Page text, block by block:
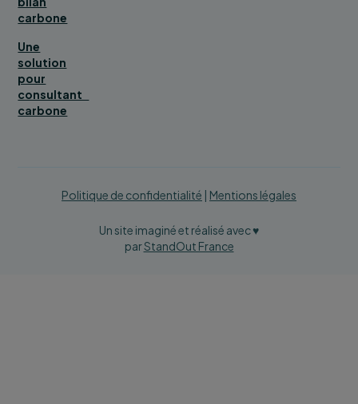
carbone
Une
solution
pour
consultant
carbone
Politique de confidentialité | Mentions légales
Un site imaginé et réalisé avec ♥
parStandOut France